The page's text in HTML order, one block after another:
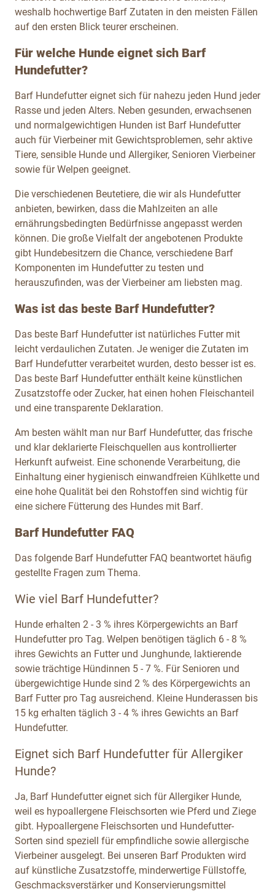
weshalb hochwertige Barf Zutaten in den meisten Fällen
auf den ersten Blick teurer erscheinen.
Für welche Hunde eignet sich Barf
Hundefutter?
Barf Hundefutter eignet sich für nahezu jeden Hund jeder
Rasse und jeden Alters. Neben gesunden, erwachsenen
und normalgewichtigen Hunden ist Barf Hundefutter
auch für Vierbeiner mit Gewichtsproblemen, sehr aktive
Tiere, sensible Hunde und Allergiker, Senioren Vierbeiner
sowie für Welpen geeignet.
Die verschiedenen Beutetiere, die wir als Hundefutter
anbieten, bewirken, dass die Mahlzeiten an alle
ernährungsbedingten Bedürfnisse angepasst werden
können. Die große Vielfalt der angebotenen Produkte
gibt Hundebesitzern die Chance, verschiedene Barf
Komponenten im Hundefutter zu testen und
herauszufinden, was der Vierbeiner am liebsten mag.
Was ist das beste Barf Hundefutter?
Das beste Barf Hundefutter ist natürliches Futter mit
leicht verdaulichen Zutaten. Je weniger die Zutaten im
Barf Hundefutter verarbeitet wurden, desto besser ist es.
Das beste Barf Hundefutter enthält keine künstlichen
Zusatzstoffe oder Zucker, hat einen hohen Fleischanteil
und eine transparente Deklaration.
Am besten wählt man nur Barf Hundefutter, das frische
und klar deklarierte Fleischquellen aus kontrollierter
Herkunft aufweist. Eine schonende Verarbeitung, die
Einhaltung einer hygienisch einwandfreien Kühlkette und
eine hohe Qualität bei den Rohstoffen sind wichtig für
eine sichere Fütterung des Hundes mit Barf.
Barf Hundefutter FAQ
Das folgende Barf Hundefutter FAQ beantwortet häufig
gestellte Fragen zum Thema.
Wie viel Barf Hundefutter?
Hunde erhalten 2 - 3 % ihres Körpergewichts an Barf
Hundefutter pro Tag. Welpen benötigen täglich 6 - 8 %
ihres Gewichts an Futter und Junghunde, laktierende
sowie trächtige Hündinnen 5 - 7 %. Für Senioren und
übergewichtige Hunde sind 2 % des Körpergewichts an
Barf Futter pro Tag ausreichend. Kleine Hunderassen bis
15 kg erhalten täglich 3 - 4 % ihres Gewichts an Barf
Hundefutter.
Eignet sich Barf Hundefutter für Allergiker
Hunde?
Ja, Barf Hundefutter eignet sich für Allergiker Hunde,
weil es hypoallergene Fleischsorten wie Pferd und Ziege
gibt. Hypoallergene Fleischsorten und Hundefutter-
Sorten sind speziell für empfindliche sowie allergische
Vierbeiner ausgelegt. Bei unseren Barf Produkten wird
auf künstliche Zusatzstoffe, minderwertige Füllstoffe,
Geschmacksverstärker und Konservierungsmittel